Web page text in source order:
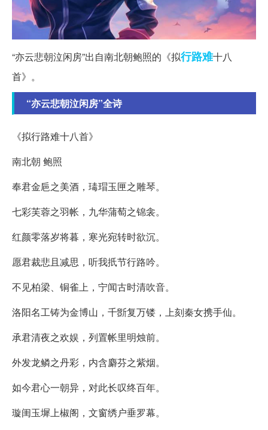
“亦云悲朝泣闲房”出自南北朝鲍照的《拟行路难十八
首》。
“亦云悲朝泣闲房”全诗
《拟行路难十八首》
南北朝 鲍照
奉君金巵之美酒，瑇瑁玉匣之雕琴。
七彩芙蓉之羽帐，九华蒲萄之锦衾。
红颜零落岁将暮，寒光宛转时欲沉。
愿君裁悲且减思，听我扺节行路吟。
不见柏梁、铜雀上，宁闻古时清吹音。
洛阳名工铸为金博山，千斵复万镂，上刻秦女携手仙。
承君清夜之欢娱，列置帐里明烛前。
外发龙鳞之丹彩，内含麝芬之紫烟。
如今君心一朝异，对此长叹终百年。
璇闺玉墀上椒阁，文窗绣户垂罗幕。